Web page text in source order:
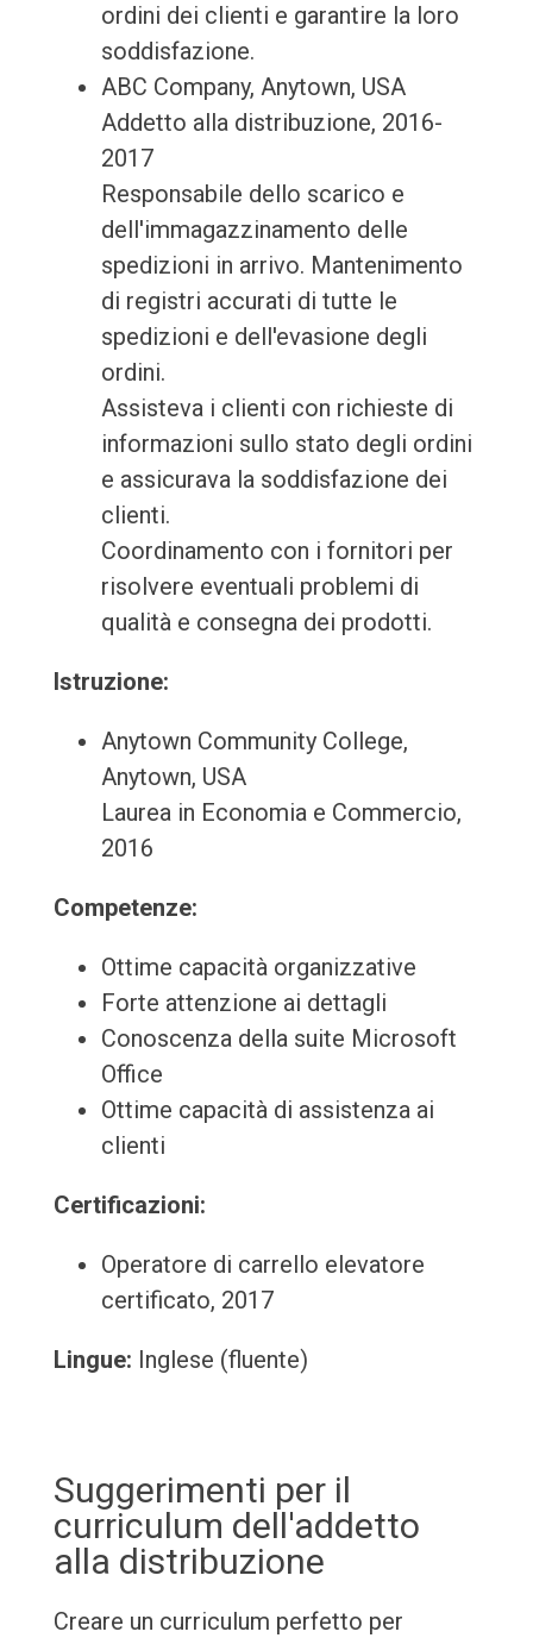
ordini dei clienti e garantire la loro
soddisfazione.
ABC Company, Anytown, USA
Addetto alla distribuzione, 2016-
2017
Responsabile dello scarico e
dell'immagazzinamento delle
spedizioni in arrivo. Mantenimento
di registri accurati di tutte le
spedizioni e dell'evasione degli
ordini.
Assisteva i clienti con richieste di
informazioni sullo stato degli ordini
e assicurava la soddisfazione dei
clienti.
Coordinamento con i fornitori per
risolvere eventuali problemi di
qualità e consegna dei prodotti.
Istruzione:
Anytown Community College,
Anytown, USA
Laurea in Economia e Commercio,
2016
Competenze:
Ottime capacità organizzative
Forte attenzione ai dettagli
Conoscenza della suite Microsoft
Office
Ottime capacità di assistenza ai
clienti
Certificazioni:
Operatore di carrello elevatore
certificato, 2017
Lingue: Inglese (fluente)
Suggerimenti per il
curriculum dell'addetto
alla distribuzione
Creare un curriculum perfetto per